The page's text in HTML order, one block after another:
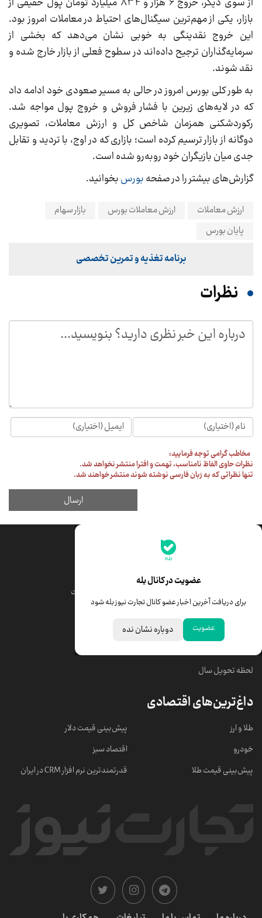
عضویت در کانال بله
برای دریافت آخرین اخبار عضو کانال تجارت نیوز بله شود
عضویت دوباره نشان نده
جدیدترین قیمت‌ها
قیمت درهم امارات
خبرهای مهم
لحظه تحویل سال
داغ‌ترین‌های اقتصادی
طلا و ارز
خودرو
پیش‌بینی قیمت طلا
پیش‌بینی قیمت دلار
اقتصاد سبز
قدرتمندترین نرم‌ افزار CRM در ایران